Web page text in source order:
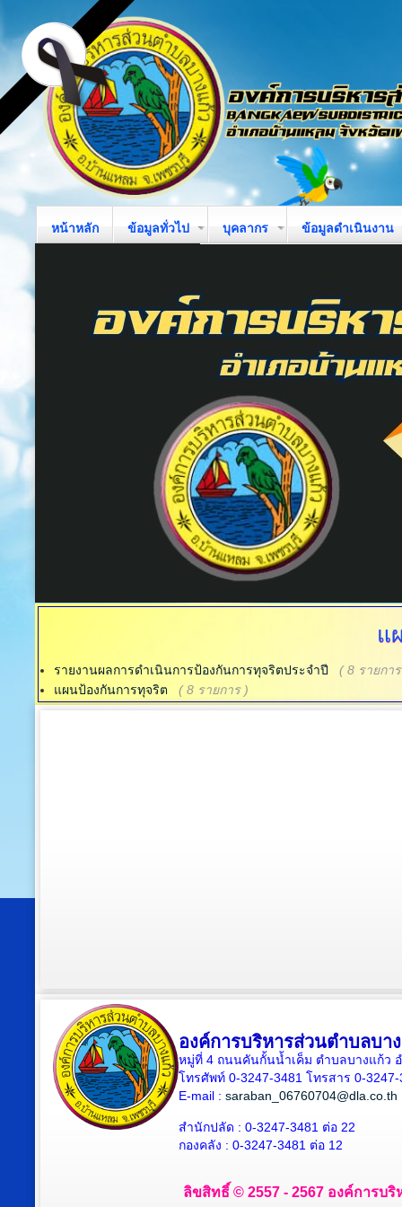
หน้าหลัก ข้อมูลทั่วไป บุคลากร ข้อมูลดำเนินงาน
แ
รายงานผลการดำเนินการป้องกันการทุจริตประจำปี
( 8 รายกา
แผนป้องกันการทุจริต
( 8 รายการ )
องค์การบริหารส่วนตำบลบา
หมู่ที่ 4 ถนนคันกั้นน้ำเค็ม ตำบลบางแก้ว
โทรศัพท์ 0-3247-3481 โทรสาร 0-3247-
E-mail : saraban_06760704@dla.co.th
สำนักปลัด : 0-3247-3481 ต่อ 22
กองคลัง : 0-3247-3481 ต่อ 12
ลิขสิทธิ์ © 2557 - 2567 องค์การบ